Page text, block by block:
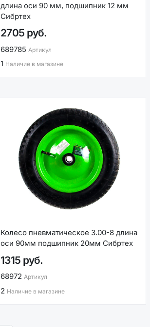
длина оси 90 мм, подшипник 12 мм
Сибртех
2705 руб.
689785 Артикул
1 Наличие в магазине
Колесо пневматическое 3.00-8 длина
оси 90мм подшипник 20мм Сибртех
1315 руб.
68972 Артикул
2 Наличие в магазине